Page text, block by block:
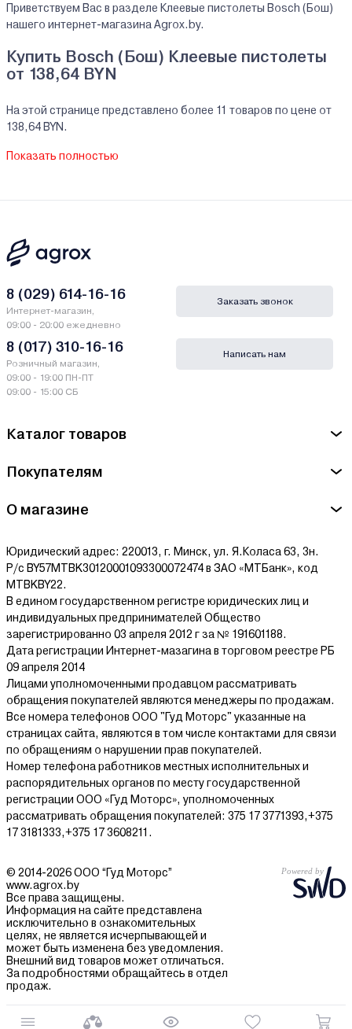
Приветствуем Вас в разделе Клеевые пистолеты Bosch (Бош)
нашего интернет-магазина Agrox.by.
Купить Bosch (Бош) Клеевые пистолеты
от 138,64 BYN
На этой странице представлено более 11 товаров по цене от
138,64 BYN.
предоставляем официальную гарантию.
В нашем интернет-магазине Вы можете приобристи товары
Bosch (Бош) за наличный и безналичный расчет. А также в
условия от ведущих банков Беларуси.
Гарантии и сервис - Клеевые пистолеты Bosch
Производитель Bosch (Бош) - Роберт Бош ГмбХ, 70711
Ляйнфельден Макс-Ланг-Штрассе 40-46, Германия
Инструменткомплект", г.Минск, ул. Кнорина,д.50,к.302 А
Ознакомиться с условиями оплаты и доставки товара можно
Показать полностью
Каталог товаров
Покупателям
О магазине
Юридический адрес: 220013, г. Минск, ул. Я.Коласа 63, 3н.
Р/с BY57MTBK30120001093300072474 в ЗАО «МТБанк», код
MTBKBY22.
В едином государственном регистре юридических лиц и
индивидуальных предпринимателей Общество
зарегистрированно 03 апреля 2012 г за № 191601188.
Дата регистрации Интернет-мазагина в торговом реестре РБ
09 апреля 2014
Лицами уполномоченными продавцом рассматривать
обращения покупателей являются менеджеры по продажам.
Все номера телефонов ООО "Гуд Моторс" указанные на
страницах сайта, являются в том числе контактами для связи
по обращениям о нарушении прав покупателей.
Номер телефона работников местных исполнительных и
распорядительных органов по месту государственной
регистрации ООО «Гуд Моторс», уполномоченных
рассматривать обращения покупателей: 375 17 3771393,+375
17 3181333,+375 17 3608211.
8 (029) 614-16-16
Интернет-магазин,
09:00 - 20:00 ежедневно
8 (017) 310-16-16
Розничный магазин,
09:00 - 19:00 ПН-ПТ
09:00 - 15:00 СБ
Заказать звонок
Написать нам
© 2014-2026 ООО “Гуд Моторс”
www.agrox.by
Все права защищены.
Информация на сайте представлена
исключительно в ознакомительных
целях, не является исчерпывающей и
может быть изменена без уведомления.
Внешний вид товаров может отличаться.
За подробностями обращайтесь в отдел
продаж.